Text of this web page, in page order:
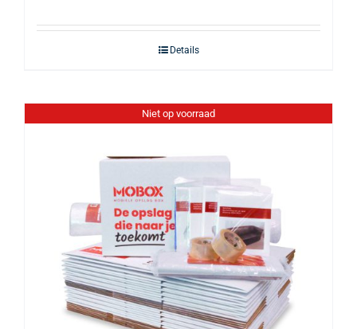
Details
Niet op voorraad